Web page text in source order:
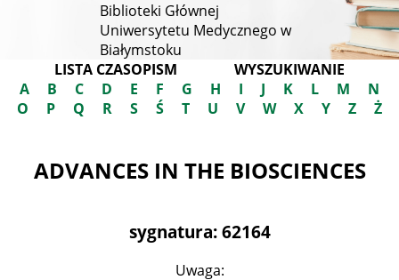
Biblioteki Głównej
Uniwersytetu Medycznego w
Białymstoku
LISTA CZASOPISM
WYSZUKIWANIE
A
B C D E F G H I J K L M
N
O
P Q R S Ś T U V W X Y Z Ż
ADVANCES IN THE BIOSCIENCES
sygnatura: 62164
Uwaga: